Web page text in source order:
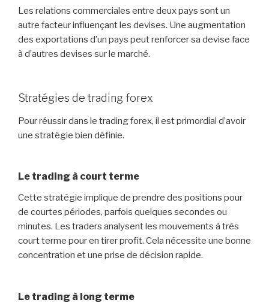
Les relations commerciales entre deux pays sont un
autre facteur influençant les devises. Une augmentation
des exportations d’un pays peut renforcer sa devise face
à d’autres devises sur le marché.
Stratégies de trading forex
Pour réussir dans le trading forex, il est primordial d’avoir
une stratégie bien définie.
Le trading à court terme
Cette stratégie implique de prendre des positions pour
de courtes périodes, parfois quelques secondes ou
minutes. Les traders analysent les mouvements à très
court terme pour en tirer profit. Cela nécessite une bonne
concentration et une prise de décision rapide.
Le trading à long terme